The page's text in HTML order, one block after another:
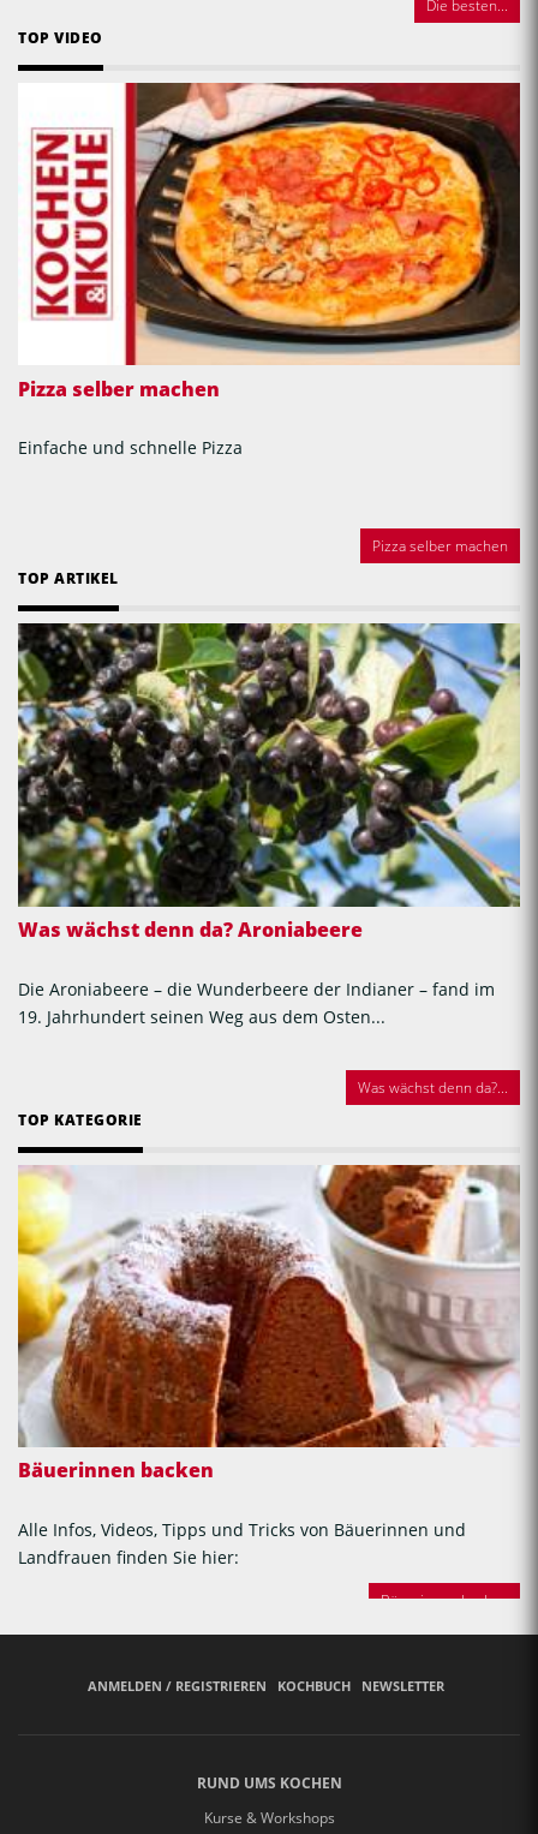
Die besten...
TOP VIDEO
Pizza selber machen
Einfache und schnelle Pizza
Pizza selber machen
TOP ARTIKEL
Was wächst denn da? Aroniabeere
Die Aroniabeere – die Wunderbeere der Indianer – fand im
19. Jahrhundert seinen Weg aus dem Osten...
Was wächst denn da?...
TOP KATEGORIE
Bäuerinnen backen
Alle Infos, Videos, Tipps und Tricks von Bäuerinnen und
Landfrauen finden Sie hier:
Bäuerinnen backen
ANMELDEN / REGISTRIEREN KOCHBUCH NEWSLETTER
RUND UMS KOCHEN
Kurse & Workshops